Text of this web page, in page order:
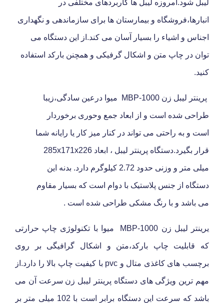
لیبل شود.امروزه لیبل ها کاربردهای مختلفی در
انبارها،فروشگاه و بیمارستان ها برای سازماندهی و نگهداری
اجناس و اشیاء را بسیار آسان می کند.از این دستگاه می
توان در چاپ متن و اشکال گرفیکی و همچنن بارکد استفاده
کنید.
پرینتر لیبل زن MBP-1000 میوا درعین سادگی،زیبا
طراحی شده است و از ابعاد جمع وحوری برخوردار
است و به راحتی می تواند در کنار میز کار یا رایانه شما
قرار بگیرد.دستگاه پرینتر لیبل ، ابعاد 285x171x226
میلی متر و وزنی حدود 2.72 کیلوگرم دارد. بدنه این
دستگاه از جنس پلاستیک با دوام است که بسیار مقاوم
می باشد و با رنگ مشکی طراحی شده است .
یرینتر لیبل زن MBP-1000 میوا با تکنولوژی چاپ حرارتی
که قابلیت چاپ بارکد،متن و اشکال گرافیگی بر روی
برچسب های کاغذی متال و pvc با کیفیت چاپ بالا را دارد.از
مهم ترین ویژگی های دستگاه پرینتر لیبل زن سرعت آن می
باشد که سرعت این دستگاه برابر است با 102 میلی متر بر